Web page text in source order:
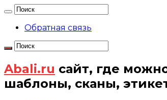
Обратная связь
Abali.ru сайт, где
шаблоны, сканы,